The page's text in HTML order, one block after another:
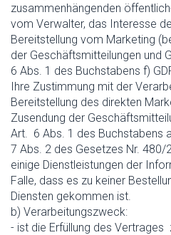
zusammenhängenden
vom Verwalter, das Interesse
Bereitstellung vom Marketing
der Geschäftsmitteilungen und
6 Abs. 1 des Buchstabens f)
Ihre Zustimmung mit der
Bereitstellung des direkten
Zusendung der
Art. 6 Abs. 1 des Buchstabens
7 Abs. 2 des Gesetzes Nr. 480/
einige Dienstleistungen der
Falle, dass es zu keiner
Diensten gekommen ist.
b) Verarbeitungszweck:
- ist die Erfüllung des Vertrages